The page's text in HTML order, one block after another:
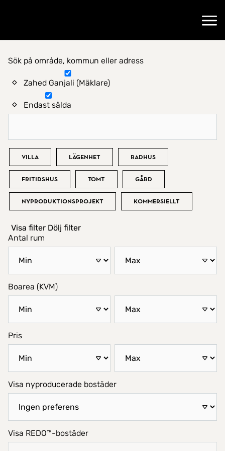
Hitta hem
Sök på område, kommun eller adress
Zahed Ganjali (Mäklare)
Endast sålda
Bostadstyp
Villa Lägenhet Radhus
Fritidshus Tomt Gård
Nyproduktionsprojekt Kommersiellt
Visa filter Dölj filter
Antal rum
Boarea (KVM)
Pris
Visa nyproducerade bostäder
Visa REDO™-bostäder